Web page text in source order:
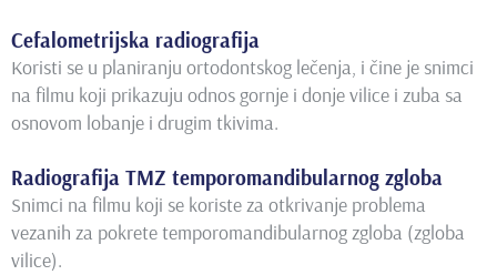
Cefalometrijska radiografija
Koristi se u planiranju ortodontskog lečenja, i čine je snimci
na filmu koji prikazuju odnos gornje i donje vilice i zuba sa
osnovom lobanje i drugim tkivima.
Radiografija TMZ temporomandibularnog zgloba
Snimci na filmu koji se koriste za otkrivanje problema
vezanih za pokrete temporomandibularnog zgloba (zgloba
vilice).